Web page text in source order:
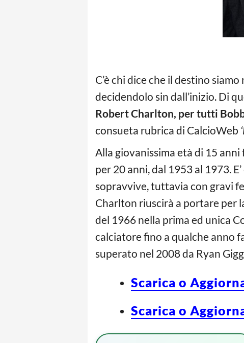
C’è chi dice che il destino
decidendolo sin dall’inizio. Di
Robert Charlton, per tutti
consueta rubrica di CalcioWeb
Alla giovanissima età di 15
per 20 anni, dal 1953 al 1973.
sopravvive, tuttavia con gravi
Charlton riuscirà a portare per
del 1966 nella prima ed unica
calciatore fino a qualche anno
superato nel 2008 da Ryan
Scarica o
Scarica o